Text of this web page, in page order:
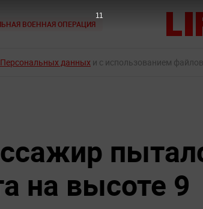
ВОЕННАЯ ОПЕРАЦИЯ
данных и с использованием
на высоте 9
10